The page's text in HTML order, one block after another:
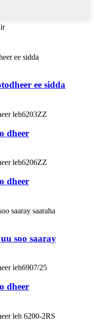
ee sidda
dheer
dheer
soo saaray
dheer